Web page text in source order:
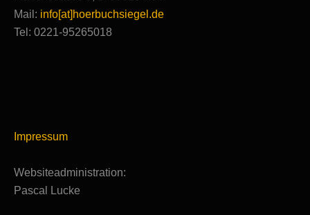
Mail: info[at]hoerbuchsiegel.de
Tel: 0221-95265018
Impressum
Websiteadministration:
Pascal Lucke